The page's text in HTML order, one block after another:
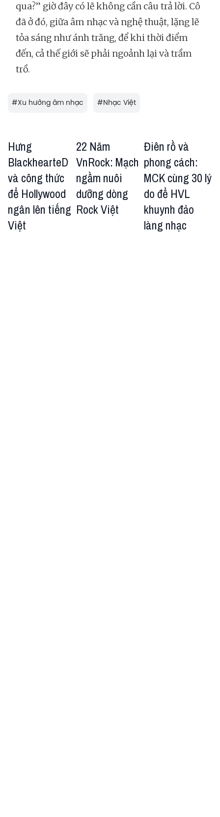
qua?” giờ đây có lẽ không cần câu trả lời. Cô
đã ở đó, giữa âm nhạc và nghệ thuật, lặng lẽ
tỏa sáng như ánh trăng, để khi thời điểm
đến, cả thế giới sẽ phải ngoảnh lại và trầm
trồ.
#Xu hướng âm nhạc #Nhạc Việt
Hưng
BlackhearteD
và công thức
để Hollywood
ngân lên tiếng
Việt
22 Năm
VnRock: Mạch
ngầm nuôi
dưỡng dòng
Rock Việt
Điên rồ và
phong cách:
MCK cùng 30 lý
do để HVL
khuynh đảo
làng nhạc